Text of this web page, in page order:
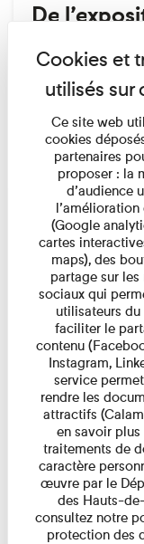
De
– Buenos
Lecture
Les Invités de
livre. Modernités
Pages
Ce site web
cookies
partenaires
proposer : la
d’audience
l’amélioration
(Google
cartes
maps), des
partage sur les
sociaux qui
utilisateurs du
faciliter le
contenu
Instagram,
service
rendre les
attractifs
en savoir plus
traitements de
caractère
œuvre par le
des Hauts-
consultez notre
protection des